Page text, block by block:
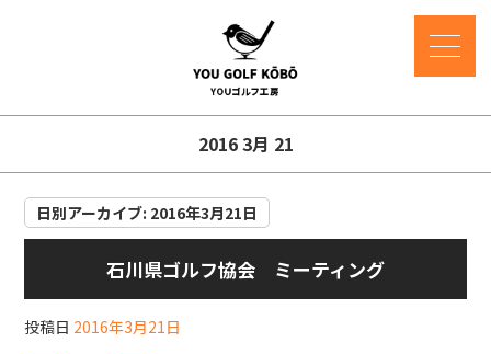
2016 3月 21
日別アーカイブ: 2016年3月21日
石川県ゴルフ協会 ミーティング
投稿日 2016年3月21日